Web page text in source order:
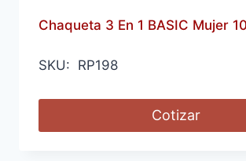
Chaqueta 3 En 1 BASIC Mujer
SKU: RP198
Cotizar